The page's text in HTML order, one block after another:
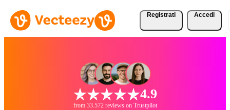
Registrati Accedi
4.9
from 33.572 reviews on Trustpilot